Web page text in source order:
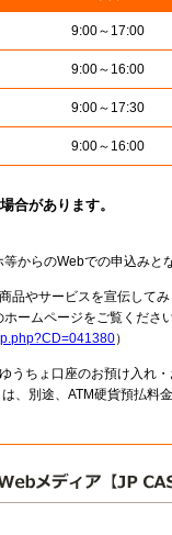
9:00～17:00
9:00～16:00
9:00～17:30
9:00～16:00
合があります。
からのWebでの申込みと
品やサービスを宣伝して
ームページをご覧くださ
）
うちょ口座のお預け入れ
、別途、ATM硬貨預払料